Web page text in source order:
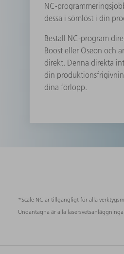
NC-
dessa i sömlöst i din
Beställ NC-program
Boost eller Oseon och
direkt. Denna direkta
din
dina förlopp.
*Scale NC är tillgängligt för alla
Undantagna är alla